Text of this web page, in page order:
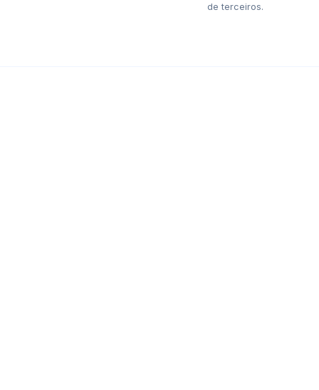
de terceiros.